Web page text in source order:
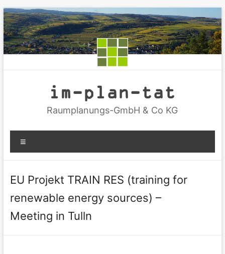
Zum
Inhalt
springen
im-plan-tat
Raumplanungs-GmbH & Co KG
EU Projekt TRAIN RES (training for
renewable energy sources) –
Meeting in Tulln